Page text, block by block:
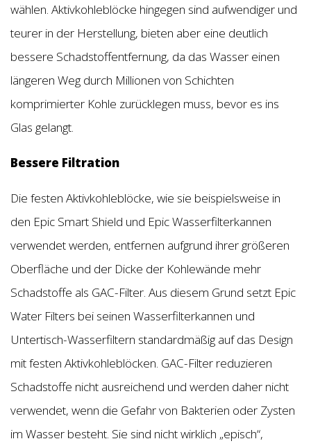
wählen. Aktivkohleblöcke hingegen sind aufwendiger und
teurer in der Herstellung, bieten aber eine deutlich
bessere Schadstoffentfernung, da das Wasser einen
längeren Weg durch Millionen von Schichten
komprimierter Kohle zurücklegen muss, bevor es ins
Glas gelangt.
Bessere Filtration
Die festen Aktivkohleblöcke, wie sie beispielsweise in
den Epic Smart Shield und Epic Wasserfilterkannen
verwendet werden, entfernen aufgrund ihrer größeren
Oberfläche und der Dicke der Kohlewände mehr
Schadstoffe als GAC-Filter. Aus diesem Grund setzt Epic
Water Filters bei seinen Wasserfilterkannen und
Untertisch-Wasserfiltern standardmäßig auf das Design
mit festen Aktivkohleblöcken. GAC-Filter reduzieren
Schadstoffe nicht ausreichend und werden daher nicht
verwendet, wenn die Gefahr von Bakterien oder Zysten
im Wasser besteht. Sie sind nicht wirklich „episch“,